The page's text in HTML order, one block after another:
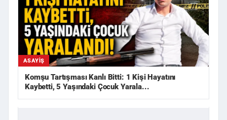
ASAYIŞ
Komşu Tartışması Kanlı Bitti: 1 Kişi Hayatını
Kaybetti, 5 Yaşındaki Çocuk Yarala...